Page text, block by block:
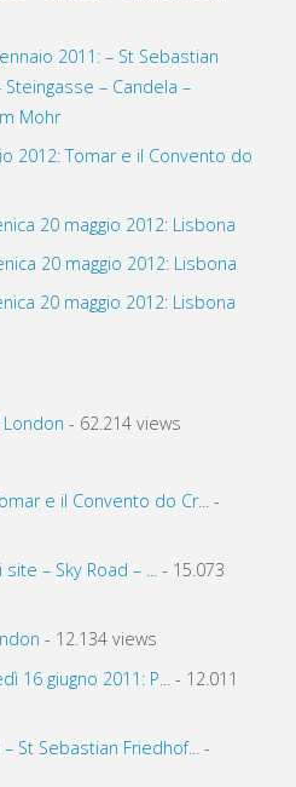
2011: – St Sebastian
– Candela –
Mohr
2012: Tomar e il Convento do
20 maggio 2012: Lisbona
20 maggio 2012: Lisbona
20 maggio 2012: Lisbona
- 62.214 views
e il Convento do Cr...-
– Sky Road – ...- 15.073
- 12.134 views
16 giugno 2011: P...
- 12.011
St Sebastian Friedhof...
-